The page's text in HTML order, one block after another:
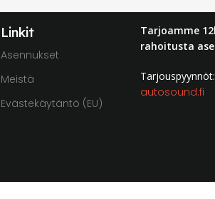
Linkit
Asennukset
Meistä
Evästekäytäntö (EU)
Tarjoamme
rahoitusta
autosound.fi